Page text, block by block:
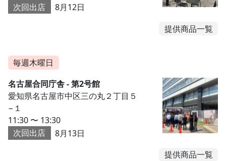
次回出店
8月12日
提供商品一覧
毎週木曜日
名古屋合同庁舎 - 第2号館
愛知県名古屋市中区三の丸２丁目５
−１
11:30 〜 13:30
次回出店
8月13日
提供商品一覧